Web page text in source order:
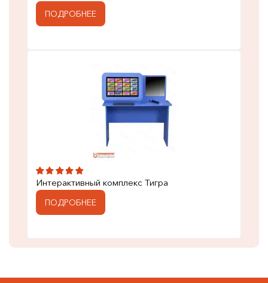
ПОДРОБНЕЕ
Интерактивный комплекс Тигра
ПОДРОБНЕЕ